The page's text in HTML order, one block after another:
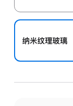
纳米纹理玻璃